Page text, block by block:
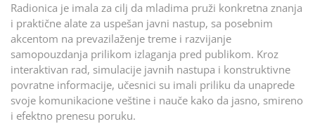
Radionica je imala za cilj da mladima pruži konkretna znanja
i praktične alate za uspešan javni nastup, sa posebnim
akcentom na prevazilaženje treme i razvijanje
samopouzdanja prilikom izlaganja pred publikom. Kroz
interaktivan rad, simulacije javnih nastupa i konstruktivne
povratne informacije, učesnici su imali priliku da unaprede
svoje komunikacione veštine i nauče kako da jasno, smireno
i efektno prenesu poruku.